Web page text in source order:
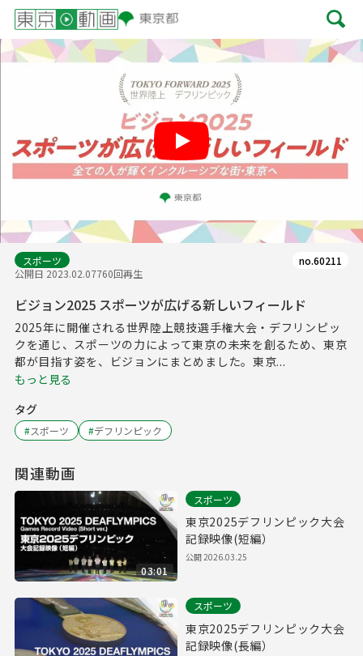
Play
スポーツ
公開日 2023.02.07760回再生
no.60211
ビジョン2025 スポーツが広げる新しいフィールド
2025年に開催される世界陸上競技選手権大会・デフリンピッ
クを通じ、スポーツの力によって東京の未来を創るため、東京
都が目指す姿を、ビジョンにまとめました。東京...
もっと見る
タグ
#スポーツ #デフリンピック
関連動画
03:01
スポーツ
東京2025デフリンピック大会
記録映像(短編）
公開2026.03.25
スポーツ
東京2025デフリンピック大会
記録映像(長編）